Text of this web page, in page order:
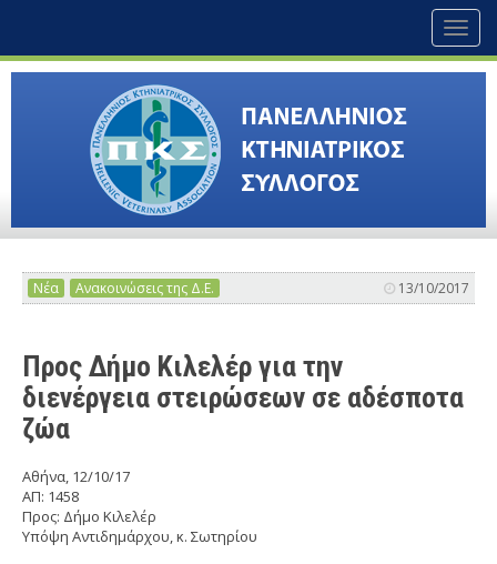
Νέα Ανακοινώσεις της Δ.Ε. 13/10/2017
Προς Δήμο Κιλελέρ για την
διενέργεια στειρώσεων σε αδέσποτα
ζώα
Αθήνα, 12/10/17
ΑΠ: 1458
Προς: Δήμο Κιλελέρ
Υπόψη Αντιδημάρχου, κ. Σωτηρίου